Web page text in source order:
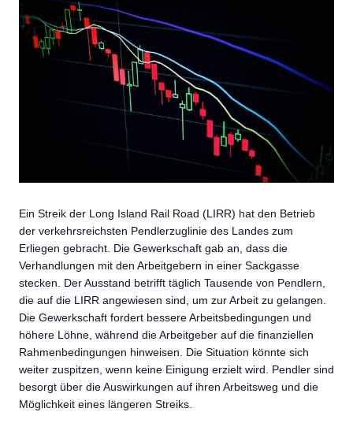
Ein Streik der Long Island Rail Road (LIRR) hat den Betrieb
der verkehrsreichsten Pendlerzuglinie des Landes zum
Erliegen gebracht. Die Gewerkschaft gab an, dass die
Verhandlungen mit den Arbeitgebern in einer Sackgasse
stecken. Der Ausstand betrifft täglich Tausende von Pendlern,
die auf die LIRR angewiesen sind, um zur Arbeit zu gelangen.
Die Gewerkschaft fordert bessere Arbeitsbedingungen und
höhere Löhne, während die Arbeitgeber auf die finanziellen
Rahmenbedingungen hinweisen. Die Situation könnte sich
weiter zuspitzen, wenn keine Einigung erzielt wird. Pendler sind
besorgt über die Auswirkungen auf ihren Arbeitsweg und die
Möglichkeit eines längeren Streiks.